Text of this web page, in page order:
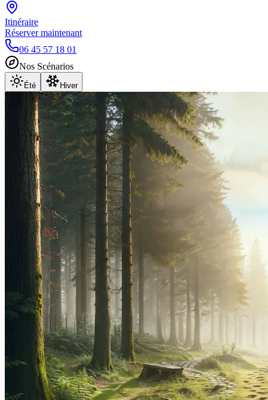
Itinéraire
Réserver maintenant
06 45 57 18 01
Nos Scénarios
Été Hiver